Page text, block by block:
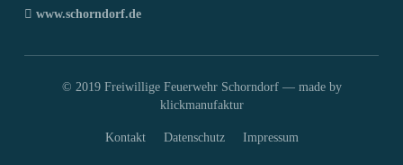
www.schorndorf.de
© 2019 Freiwillige Feuerwehr Schorndorf — made by
klickmanufaktur
Kontakt Datenschutz Impressum